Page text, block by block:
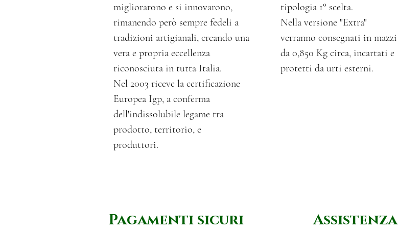
migliorarono e si innovarono,
rimanendo però sempre fedeli a
tradizioni artigianali, creando una
vera e propria eccellenza
riconosciuta in tutta Italia.
Nel 2003 riceve la certificazione
Europea Igp, a conferma
dell'indissolubile legame tra
prodotto, territorio, e
produttori.
tipologia 1° scelta.
Nella versione "Extra"
verranno consegnati in mazzi
da 0,850 Kg circa, incartati e
protetti da urti esterni.
Pagamenti sicuri Assistenza